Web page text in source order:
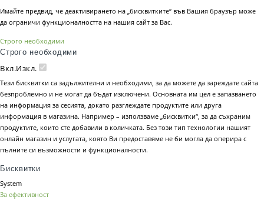
Имайте предвид, че деактивирането на „бисквитките“ във Вашия браузър може
да ограничи функционалността на нашия сайт за Вас.
Строго необходими
Строго необходими
Вкл.Изкл.
Тези бисквитки са задължителни и необходими, за да можете да зареждате сайта
безпроблемно и не могат да бъдат изключени. Основната им цел е запазването
на информация за сесията, докато разглеждате продуктите или друга
информация в магазина. Например – използваме „бисквитки“, за да съхраним
продуктите, които сте добавили в количката. Без този тип технологии нашият
онлайн магазин и услугата, която Ви предоставяме не би могла да оперира с
пълните си възможности и функционалности.
Бисквитки
System
За ефективност